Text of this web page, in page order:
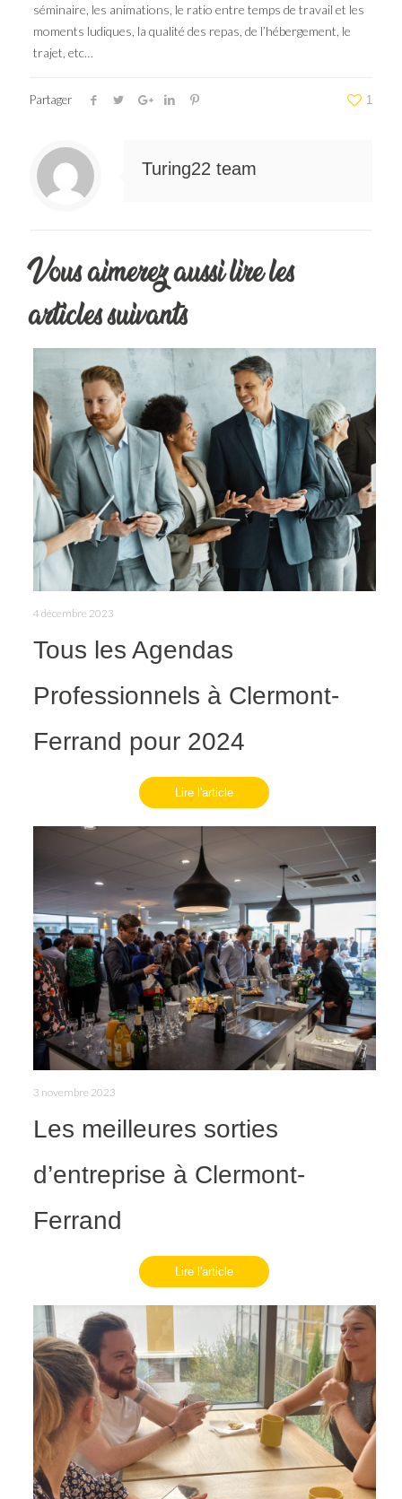
séminaire, les animations, le ratio entre temps de travail et les
moments ludiques, la qualité des repas, de l’hébergement, le
trajet, etc…
Partager 1
Turing22 team
Vous aimerez aussi lire les
articles suivants
4 décembre 2023
Tous les Agendas
Professionnels à Clermont-
Ferrand pour 2024
Lire l'article
3 novembre 2023
Les meilleures sorties
d’entreprise à Clermont-
Ferrand
Lire l'article